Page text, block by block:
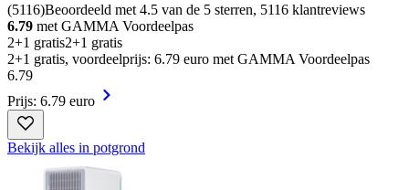
(5116)Beoordeeld met 4.5 van de 5 sterren, 5116 klantreviews
6.79 met GAMMA Voordeelpas
2+1 gratis2+1 gratis
2+1 gratis, voordeelprijs: 6.79 euro met GAMMA Voordeelpas
6.79
Prijs: 6.79 euro
Bekijk alles in potgrond